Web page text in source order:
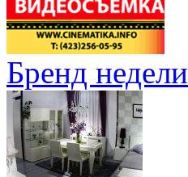
Бренд недели